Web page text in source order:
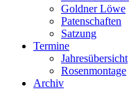
Goldner Löwe
Patenschaften
Satzung
Termine
Jahresübersicht
Rosenmontage
Archiv